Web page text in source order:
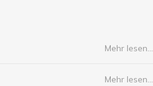
Mehr lesen...
Mehr lesen...